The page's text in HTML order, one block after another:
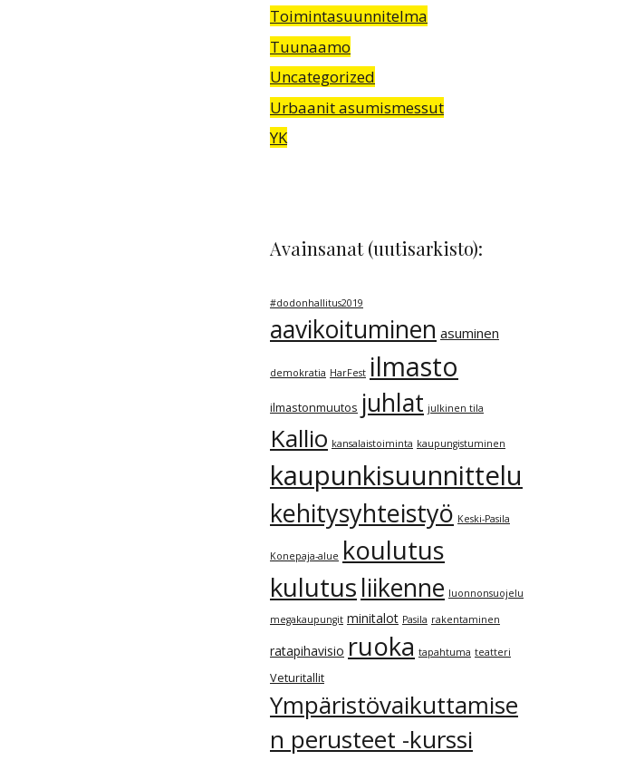
Toimintasuunnitelma
Tuunaamo
Uncategorized
Urbaanit asumismessut
YK
Avainsanat (uutisarkisto):
#dodonhallitus2019
aavikoituminen asuminen
demokratia HarFest ilmasto
ilmastonmuutos juhlat julkinen tila
Kallio kansalaistoiminta kaupungistuminen
kaupunkisuunnittelu
kehitysyhteistyö Keski-Pasila
Konepaja-alue koulutus
kulutusliikenne luonnonsuojelu
megakaupungit minitalot Pasila rakentaminen
ratapihavisio ruoka tapahtuma teatteri
Veturitallit
Ympäristövaikuttamise
n perusteet -kurssi